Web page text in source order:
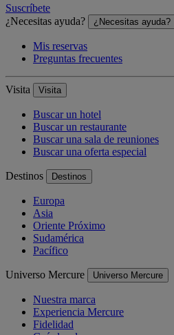
Suscríbete
¿Necesitas ayuda?
¿Necesitas ayuda?
Mis reservas
Preguntas frecuentes
Visita Visita
Buscar un hotel
Buscar un restaurante
Buscar una sala de reuniones
Buscar una oferta especial
Destinos Destinos
Europa
Asia
Oriente Próximo
Sudamérica
Pacífico
Universo Mercure Universo Mercure
Nuestra marca
Experiencia Mercure
Fidelidad